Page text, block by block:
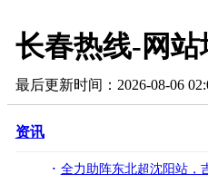
长春热线-网站
最后更新时间：2026-08-06
资讯
全力助阵东北超沈阳站，吉利银河甲醇电